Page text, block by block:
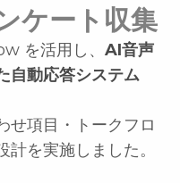
ケート収集
を活用し、 AI音声
自動応答システム
せ項目・トークフロ
を実施しました。